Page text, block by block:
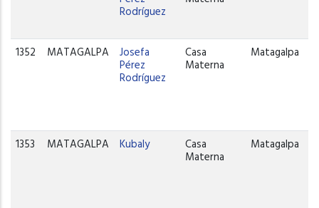
Rodríguez
1352 MATAGALPA Josefa
Pérez
Rodríguez
Casa
Materna
Matagalpa
1353 MATAGALPA Kubaly Casa
Materna
Matagalpa